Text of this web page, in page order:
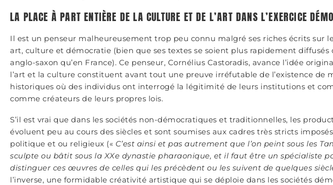
LA PLACE À PART ENTIÈRE DE LA CULTURE ET DE L’ART DANS L’EXERCICE
Il est un penseur malheureusement trop peu connu malgré ses riches écrits sur
art, culture et démocratie (bien que ses textes se soient plus rapidement diffusés
anglo-saxon qu’en France). Ce penseur, Cornélius Castoradis, avance l’idée
l’art et la culture constituent avant tout une preuve irréfutable de l’existence de
historiques où des individus ont interrogé la légitimité de leurs institutions et
comme créateurs de leurs propres lois.
S’il est vrai que dans les sociétés non-démocratiques et traditionnelles, les
évoluent peu au cours des siècles et sont soumises aux cadres très stricts
politique et ou religieux (« C’est ainsi et pas autrement que l’on peint sous les
sculpte ou bâtit sous la XXe dynastie pharaonique, et il faut être un spécialiste
distinguer ces œuvres de celles qui les précèdent ou les suivent de quelques
l’inverse, une formidable créativité artistique qui se déploie dans les sociétés